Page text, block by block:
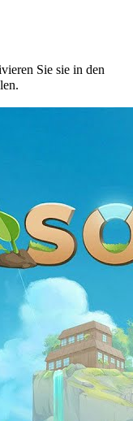
Sie sie in den